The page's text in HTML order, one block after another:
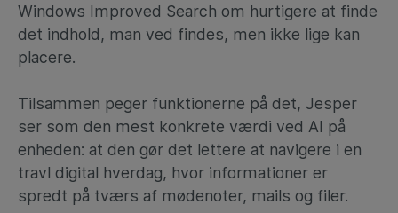
Windows Improved Search om hurtigere at finde
det indhold, man ved findes, men ikke lige kan
placere.
Tilsammen peger funktionerne på det, Jesper
ser som den mest konkrete værdi ved AI på
enheden: at den gør det lettere at navigere i en
travl digital hverdag, hvor informationer er
spredt på tværs af mødenoter, mails og filer.